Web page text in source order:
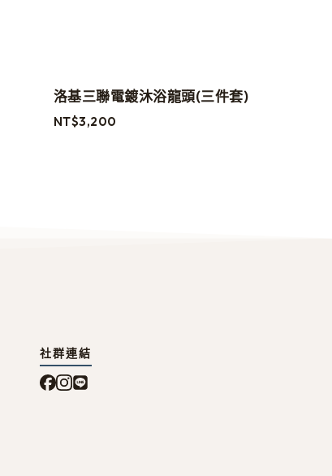
洛基三聯電鍍沐浴龍頭(三件套)
NT$3,200
社群連結